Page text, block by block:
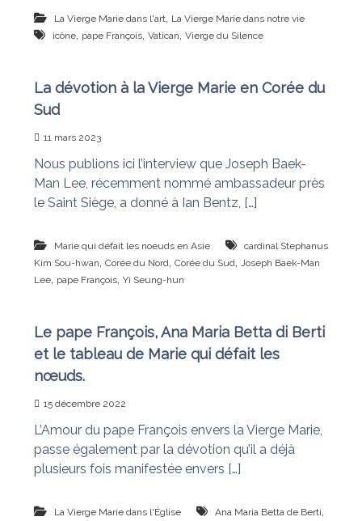
La Vierge Marie dans l'art, La Vierge Marie dans notre vie
icône, pape François, Vatican Vierge du Silence
La dévotion à la Vierge Marie en Corée du
Sud
11 mars 2023
Nous publions ici l’interview que Joseph Baek-
Man Lee, récemment nommé ambassadeur près
le Saint Siège, a donné à Ian Bentz, […]
Marie qui défait les noeuds en Asie
cardinal Stephanus
Kim Sou-hwan Corée du Nord Corée du Sud Joseph Baek-Man
Lee, pape François, Yi Seung-hun
Le pape François, Ana Maria Betta di Berti
et le tableau de Marie qui défait les
nœuds.
15 décembre 2022
L’Amour du pape François envers la Vierge Marie,
passe également par la dévotion qu’il a déjà
plusieurs fois manifestée envers […]
La Vierge Marie dans l'Église Ana Maria Betta de Berti